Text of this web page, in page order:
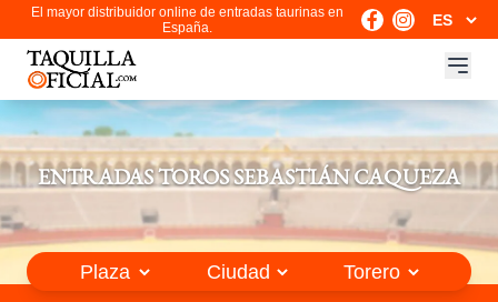
El mayor distribuidor online de entradas taurinas en
España.
ENTRADAS TOROS SEBASTIÁN CAQUEZA